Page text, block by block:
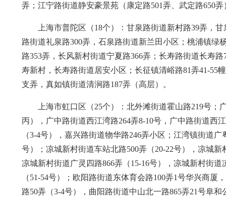
弄；江宁路街道静安豪景苑（康定路501弄、武定路650
上海市普陀区（18个）：甘泉路街道新村路39弄，
路街道礼泉路300弄，石泉路街道新兰田小区；桃浦镇绿
路353弄，长风新村街道宁夏路366弄；长寿路街道长寿
寿新村，长寿路街道居安小区；长征镇清峪路81弄41-55
支弄，真如镇街道清涧路187弄（高层）。
上海市虹口区（25个）：北外滩街道霍山路219号
丙），广中路街道西江湾路264弄8-10号，广中路街道西
（3-4号），嘉兴路街道物华路246弄小区；江湾镇街道
号）；凉城新村街道车站北路500弄（20-22号），凉城
凉城新村街道广灵四路866弄（15-16号），凉城新村街
（51-54号）；欧阳路街道东体育会路100弄1号华兴商
路50弄（3-4号），曲阳路街道中山北一路865弄21号阜